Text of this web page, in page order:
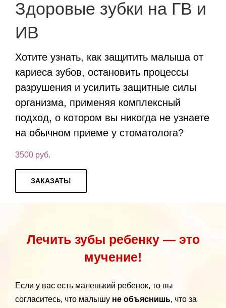
Здоровые зубки на ГВ и
ИВ
Хотите узнать, как защитить малыша от
кариеса зубов, остановить процессы
разрушения и усилить защитные силы
организма, применяя комплексный
подход, о котором вы никогда не узнаете
на обычном приеме у стоматолога?
3500 руб.
ЗАКАЗАТЬ!
Лечить зубы ребенку — это
мучение!
Если у вас есть маленький ребенок, то вы
согласитесь, что малышу не объяснишь, что за